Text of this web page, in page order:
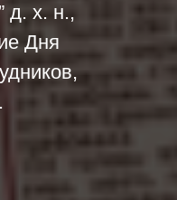
д. х. н.,
Дня